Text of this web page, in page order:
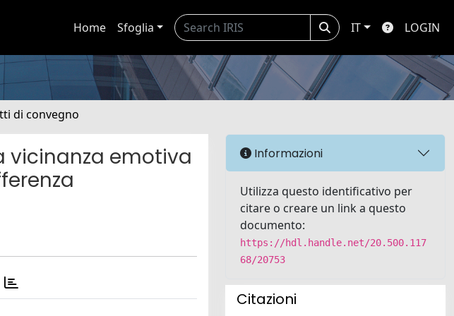
Home Sfoglia IT LOGIN
di convegno
vicinanza emotiva
Informazioni
Utilizza questo identificativo per
citare o creare un link a questo
documento:
https://hdl.handle.net/20.500.117
68/20753
Citazioni